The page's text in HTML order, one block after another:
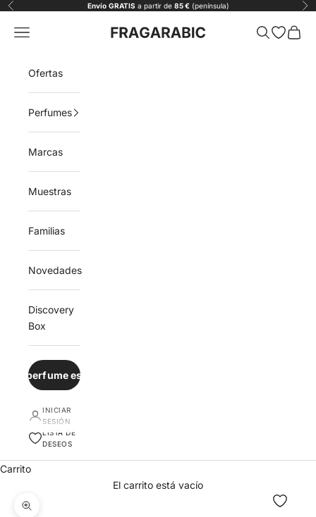
Ir al contenido
Anterior Envío GRATIS a partir de 85 €(península)
Fragarabic
Menú Buscar
AbrirCarrito
Ofertas
Perfumes
Marcas
Muestras
Familias
Novedades
Discovery
Box
perfume es para ti?
INICIAR
SESIÓN
LISTA DE
DESEOS
Carrito
El carrito está vacío
Zoom